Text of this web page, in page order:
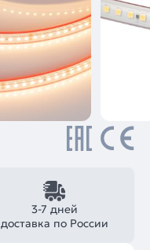
3-7 дней
доставка по России